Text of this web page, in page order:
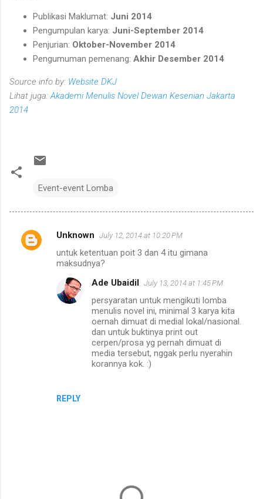
Publikasi Maklumat: Juni 2014
Pengumpulan karya: Juni-September 2014
Penjurian: Oktober-November 2014
Pengumuman pemenang: Akhir Desember 2014
Source info by: Website DKJ
Lihat juga:Akademi Menulis Novel Dewan Kesenian Jakarta
2014
Event-event Lomba
C
Unknown July 12, 2014 at 10:20 PM
untuk ketentuan poit 3 dan 4 itu gimana
maksudnya?
REPLY
Ade Ubaidil July 13, 2014 at 1:45 PM
persyaratan untuk mengikuti lomba
menulis novel ini, minimal 3 karya kita
oernah dimuat di medial lokal/nasional.
dan untuk buktinya print out
cerpen/prosa yg pernah dimuat di
media tersebut, nggak perlu nyerahin
korannya kok. :)